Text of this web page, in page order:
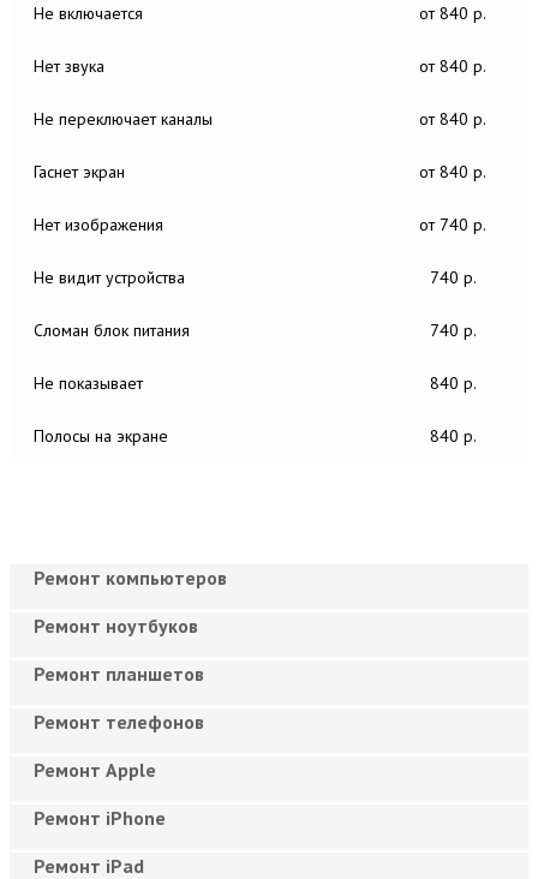
Не включается от 840 р.
Нет звука от 840 р.
Не переключает каналы от 840 р.
Гаснет экран от 840 р.
Нет изображения от 740 р.
Не видит устройства 740 р.
Сломан блок питания 740 р.
Не показывает 840 р.
Полосы на экране 840 р.
Ремонт компьютеров
Ремонт ноутбуков
Ремонт планшетов
Ремонт телефонов
Ремонт Apple
Ремонт iPhone
Ремонт iPad